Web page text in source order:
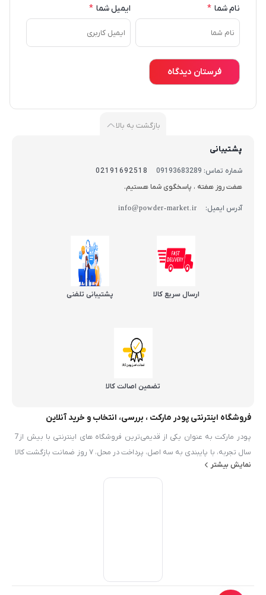
نام شما * ایمیل شما *
بازگشت به بالا
پشتیبانی
شماره تماس: 09193683289
02191692518
هفت روز هفته ، پاسخگوی شما هستیم.
آدرس ایمیل: info@powder-market.ir
ارسال سریع کالا پشتیبانی تلفنی
تضمین اصالت کالا
فروشگاه اینترنتی پودر مارکت ، بررسی، انتخاب و خرید آنلاین
پودر مارکت به عنوان یکی از قدیمی‌ترین فروشگاه های اینترنتی با بیش از7
سال تجربه، با پایبندی به سه اصل، پرداخت در محل، ۷ روز ضمانت بازگشت کالا
و تضمین اصل‌بودن کالا موفق شده تا همگام با فروشگاه‌های معتبر ايران، به
بزرگ‌ترین فروشگاه اینترنتی ایران تبدیل شود. به محض ورود به سایت پودر
نمایش بیشتر